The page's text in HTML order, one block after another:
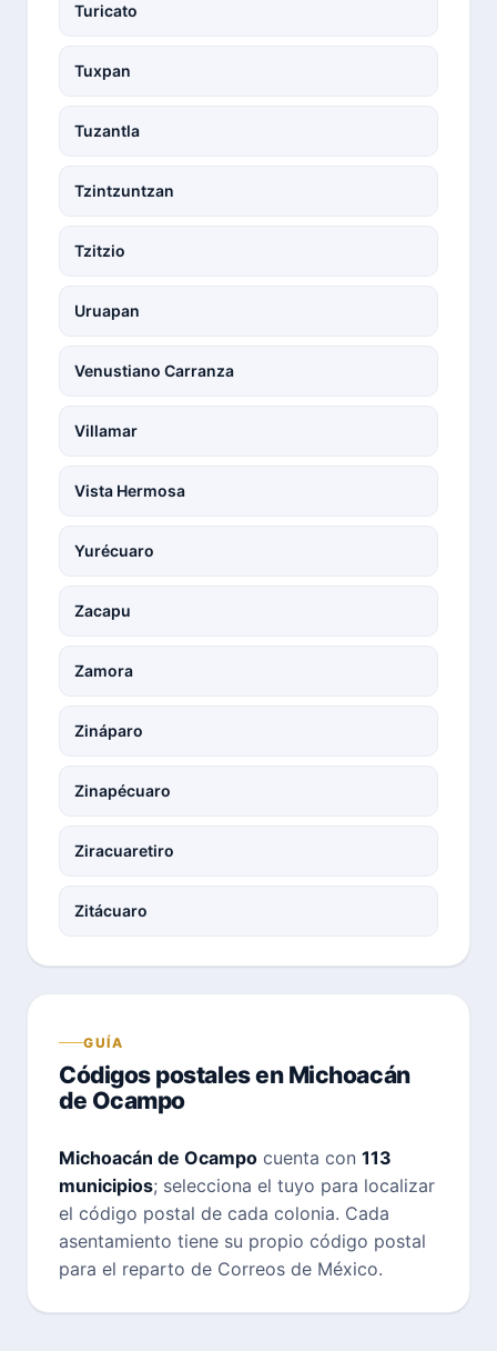
Turicato
Tuxpan
Tuzantla
Tzintzuntzan
Tzitzio
Uruapan
Venustiano Carranza
Villamar
Vista Hermosa
Yurécuaro
Zacapu
Zamora
Zináparo
Zinapécuaro
Ziracuaretiro
Zitácuaro
GUÍA
Códigos postales en Michoacán
de Ocampo
Michoacán de Ocampo cuenta con 113
municipios; selecciona el tuyo para localizar
el código postal de cada colonia. Cada
asentamiento tiene su propio código postal
para el reparto de Correos de México.